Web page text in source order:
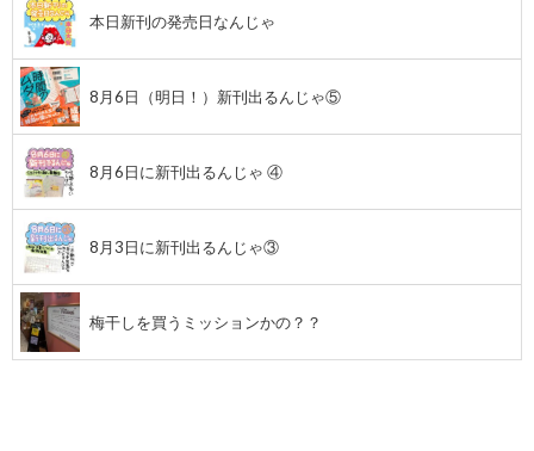
本日新刊の発売日なんじゃ
8月6日（明日！）新刊出るんじゃ⑤
8月6日に新刊出るんじゃ ④
8月3日に新刊出るんじゃ③
梅干しを買うミッションかの？？